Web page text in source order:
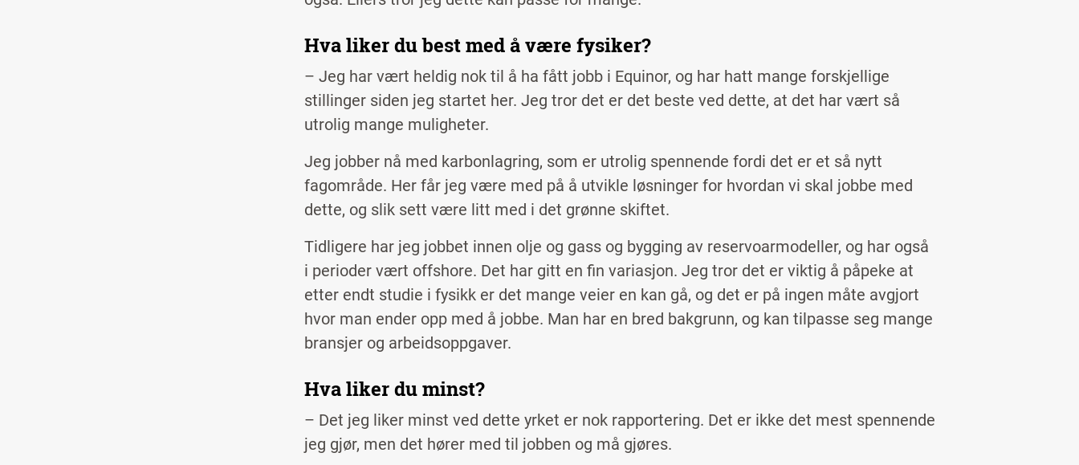
Hva liker du best med å være fysiker?
– Jeg har vært heldig nok til å ha fått jobb i Equinor, og har hatt mange forskjellige
stillinger siden jeg startet her. Jeg tror det er det beste ved dette, at det har vært så
utrolig mange muligheter.
Jeg jobber nå med karbonlagring, som er utrolig spennende fordi det er et så nytt
fagområde. Her får jeg være med på å utvikle løsninger for hvordan vi skal jobbe med
dette, og slik sett være litt med i det grønne skiftet.
Tidligere har jeg jobbet innen olje og gass og bygging av reservoarmodeller, og har også
i perioder vært offshore. Det har gitt en fin variasjon. Jeg tror det er viktig å påpeke at
etter endt studie i fysikk er det mange veier en kan gå, og det er på ingen måte avgjort
hvor man ender opp med å jobbe. Man har en bred bakgrunn, og kan tilpasse seg mange
bransjer og arbeidsoppgaver.
Hva liker du minst?
– Det jeg liker minst ved dette yrket er nok rapportering. Det er ikke det mest spennende
jeg gjør, men det hører med til jobben og må gjøres.